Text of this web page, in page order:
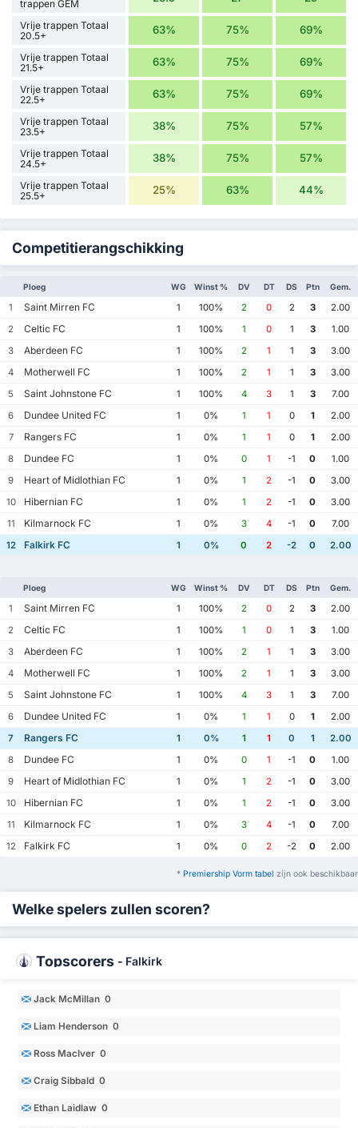
trappen GEM
Vrije trappen Totaal
20.5+
63% 75% 69%
Vrije trappen Totaal
21.5+
63% 75% 69%
Vrije trappen Totaal
22.5+
63% 75% 69%
Vrije trappen Totaal
23.5+
38% 75% 57%
Vrije trappen Totaal
24.5+
38% 75% 57%
Vrije trappen Totaal
25.5+
25% 63% 44%
Competitierangschikking
Ploeg WG Winst % DV DT DS Ptn Gem.
1 Saint Mirren FC 1 100% 2 0 2 3
2.00
2
Celtic FC 1 100% 1 0 1 3
1.00
3
Aberdeen FC 1 100% 2 1 1 3
3.00
4
Motherwell FC 1 100% 2 1 1 3
3.00
5
Saint Johnstone FC 1 100% 4 3 1 3
7.00
6
Dundee United FC 1 0% 1 1 0 1
2.00
7
Rangers FC 1 0% 1 1 0 1
2.00
8
Dundee FC 1 0% 0 1 -1 0
1.00
9
Heart of Midlothian FC 1 0% 1 2 -1 0
3.00
10
Hibernian FC 1 0% 1 2 -1 0
3.00
11
Kilmarnock FC 1 0% 3 4 -1 0
7.00
12
Falkirk FC 1 0% 0 2 -2 0 2.00
Ploeg WG Winst % DV DT DS Ptn Gem.
1 Saint Mirren FC 1 100% 2 0 2 3
2.00
2
Celtic FC 1 100% 1 0 1 3
1.00
3
Aberdeen FC 1 100% 2 1 1 3
3.00
4
Motherwell FC 1 100% 2 1 1 3
3.00
5
Saint Johnstone FC 1 100% 4 3 1 3
7.00
6
Dundee United FC 1 0% 1 1 0 1
2.00
7
Rangers FC 1 0% 1 1 0 1
2.00
8
Dundee FC 1 0% 0 1 -1 0
1.00
9
Heart of Midlothian FC 1 0% 1 2 -1 0
3.00
10
Hibernian FC 1 0% 1 2 -1 0
3.00
11
Kilmarnock FC 1 0% 3 4 -1 0
7.00
12
Falkirk FC 1 0% 0 2 -2 0 2.00
* Premiership Vorm tabel zijn ook beschikbaar
Welke spelers zullen scoren?
Topscorers - Falkirk
Jack McMillan 0
Liam Henderson 0
Ross MacIver 0
Craig Sibbald 0
Ethan Laidlaw 0